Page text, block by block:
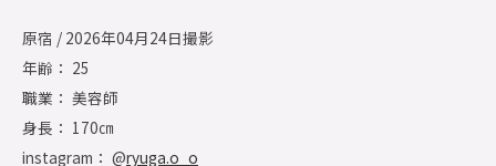
原宿 / 2026年04月24日撮影
年齢： 25
職業： 美容師
身長： 170㎝
instagram： @ryuga.o_o